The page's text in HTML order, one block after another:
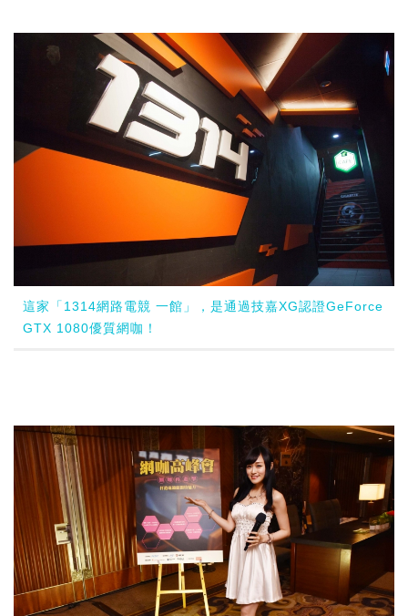
這家「1314網路電競 一館」，是通過技嘉XG認證GeForce
GTX 1080優質網咖！